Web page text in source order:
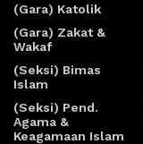
(Gara) Katolik
(Gara) Zakat &
Wakaf
(Seksi) Bimas
Islam
(Seksi) Pend.
Agama &
Keagamaan Islam